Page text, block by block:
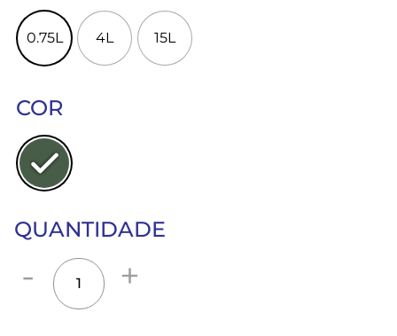
0.75L 4L 15L
COR
QUANTIDADE